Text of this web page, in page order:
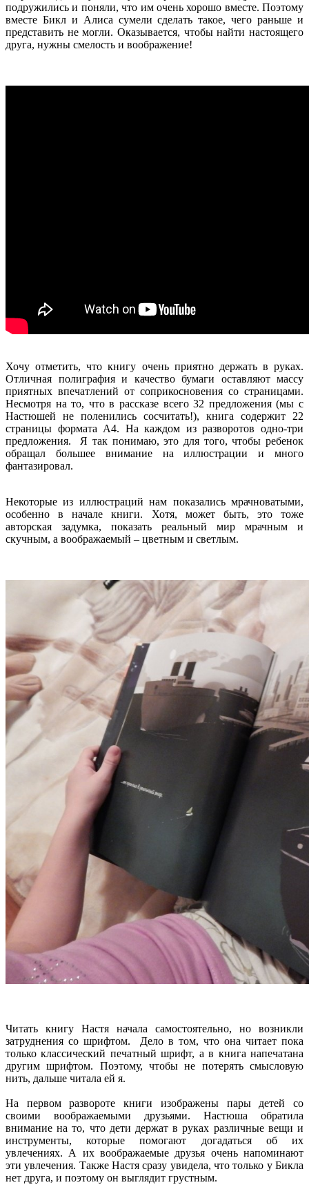
подружились и поняли, что им очень хорошо вместе. Поэтому
вместе Бикл и Алиса сумели сделать такое, чего раньше и
представить не могли. Оказывается, чтобы найти настоящего
друга, нужны смелость и воображение!
Хочу отметить, что книгу очень приятно держать в руках.
Отличная полиграфия и качество бумаги оставляют массу
приятных впечатлений от соприкосновения со страницами.
Несмотря на то, что в рассказе всего 32 предложения (мы с
Настюшей не поленились сосчитать!), книга содержит 22
страницы формата А4. На каждом из разворотов одно-три
предложения. Я так понимаю, это для того, чтобы ребенок
обращал большее внимание на иллюстрации и много
фантазировал.
Некоторые из иллюстраций нам показались мрачноватыми,
особенно в начале книги. Хотя, может быть, это тоже
авторская задумка, показать реальный мир мрачным и
скучным, а воображаемый – цветным и светлым.
Читать книгу Настя начала самостоятельно, но возникли
затруднения со шрифтом. Дело в том, что она читает пока
только классический печатный шрифт, а в книга напечатана
другим шрифтом. Поэтому, чтобы не потерять смысловую
нить, дальше читала ей я.
На первом развороте книги изображены пары детей со
своими воображаемыми друзьями. Настюша обратила
внимание на то, что дети держат в руках различные вещи и
инструменты, которые помогают догадаться об их
увлечениях. А их воображаемые друзья очень напоминают
эти увлечения. Также Настя сразу увидела, что только у Бикла
нет друга, и поэтому он выглядит грустным.